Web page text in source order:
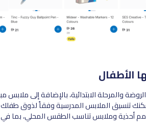
الأطفال
والمرحلة الابتدائية، بالإضافة إلى
تنسيق الملابس المدرسية وفقاً لذوق
أحذية وملابس تناسب الطقس المحلي، بما